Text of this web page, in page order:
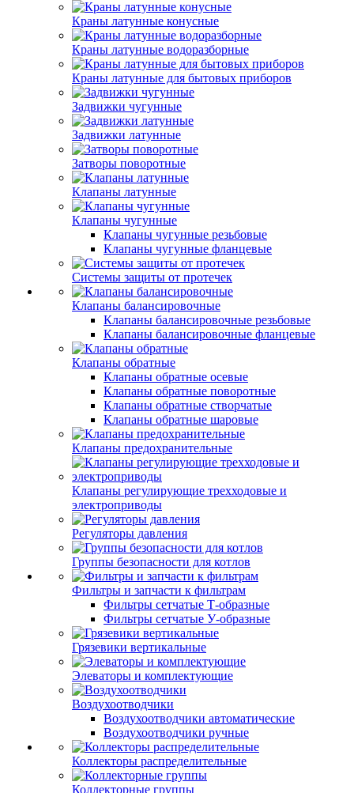
Краны латунные конусные
Краны латунные водоразборные
Краны латунные для бытовых приборов
Задвижки чугунные
Задвижки латунные
Затворы поворотные
Клапаны латунные
Клапаны чугунные
Клапаны чугунные резьбовые
Клапаны чугунные фланцевые
Системы защиты от протечек
Клапаны балансировочные
Клапаны балансировочные резьбовые
Клапаны балансировочные фланцевые
Клапаны обратные
Клапаны обратные осевые
Клапаны обратные поворотные
Клапаны обратные створчатые
Клапаны обратные шаровые
Клапаны предохранительные
Клапаны регулирующие трехходовые и
электроприводы
Регуляторы давления
Группы безопасности для котлов
Фильтры и запчасти к фильтрам
Фильтры сетчатые Т-образные
Фильтры сетчатые У-образные
Грязевики вертикальные
Элеваторы и комплектующие
Воздухоотводчики
Воздухоотводчики автоматические
Воздухоотводчики ручные
Коллекторы распределительные
Коллекторные группы